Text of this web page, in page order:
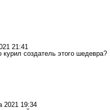
21:41
создатель этого шедевра?
2021 19:34